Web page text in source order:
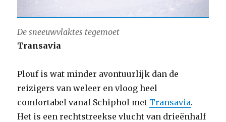
De sneeuwvlaktes tegemoet
Transavia
Plouf is wat minder avontuurlijk dan de
reizigers van weleer en vloog heel
comfortabel vanaf Schiphol met Transavia.
Het is een rechtstreekse vlucht van drieënhalf